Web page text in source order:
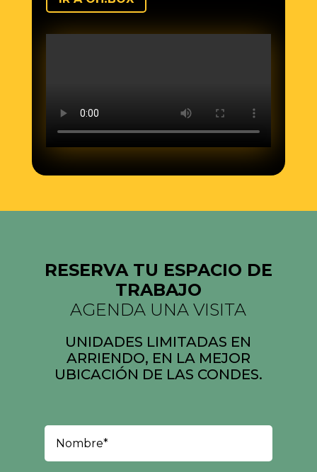
RESERVA TU ESPACIO DE
TRABAJO
AGENDA UNA VISITA
UNIDADES LIMITADAS EN
ARRIENDO, EN LA MEJOR
UBICACIÓN DE LAS CONDES.